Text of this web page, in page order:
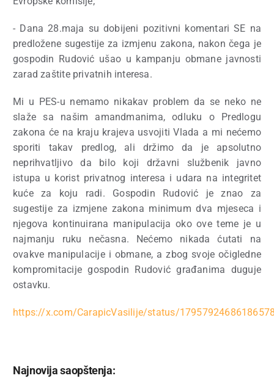
- ⁠Dana 28.maja su dobijeni pozitivni komentari SE na
predložene sugestije za izmjenu zakona, nakon čega je
gospodin Rudović ušao u kampanju obmane javnosti
zarad zaštite privatnih interesa.
Mi u PES-u nemamo nikakav problem da se neko ne
slaže sa našim amandmanima, odluku o Predlogu
zakona će na kraju krajeva usvojiti Vlada a mi nećemo
sporiti takav predlog, ali držimo da je apsolutno
neprihvatljivo da bilo koji državni službenik javno
istupa u korist privatnog interesa i udara na integritet
kuće za koju radi. Gospodin Rudović je znao za
sugestije za izmjene zakona minimum dva mjeseca i
njegova kontinuirana manipulacija oko ove teme je u
najmanju ruku nečasna. Nećemo nikada ćutati na
ovakve manipulacije i obmane, a zbog svoje očigledne
kompromitacije gospodin Rudović građanima duguje
ostavku.
https://x.com/CarapicVasilije/status/
Najnovija saopštenja: